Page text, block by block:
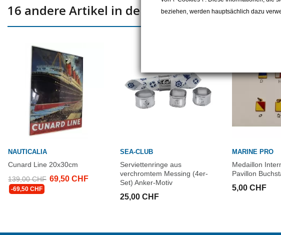
16 andere Artikel in der gleichen Kategorie:
NAUTICALIA
Cunard Line 20x30cm
139,00 CHF 69,50 CHF
-69,50 CHF
SEA-CLUB
Serviettenringe aus
verchromtem Messing (4er-
Set) Anker-Motiv
25,00 CHF
MARINE PRO
Medaillon
Pavillon
5,00 CHF
beziehen, werden hauptsächlich dazu